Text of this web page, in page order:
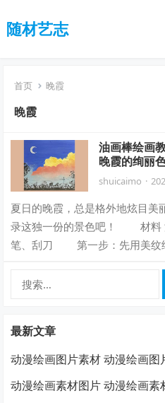
随材艺志
首页 晚霞
晚霞
油画棒绘画
晚霞的绚丽
shuicaimo ·
夏日的晚霞，总是格外地炫目美
录这独一份的景色吧！ 材料
笔、刮刀 第一步：先用美
最新文章
动漫绘画图片素材 动漫绘画图
动漫绘画素材图片 动漫绘画素